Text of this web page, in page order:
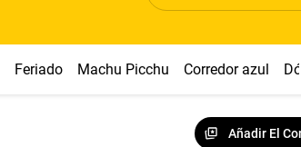
Feriado Machu Picchu Corredor azul
Añadir El